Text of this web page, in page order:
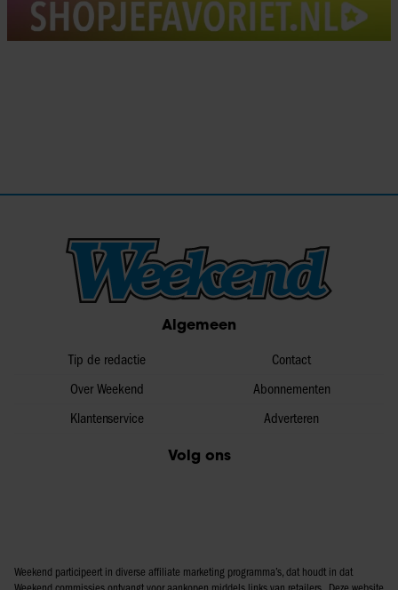
Algemeen
Tip de redactie
Over Weekend
Klantenservice
Contact
Abonnementen
Adverteren
Volg ons
Weekend participeert in diverse affiliate marketing programma’s, dat houdt in dat